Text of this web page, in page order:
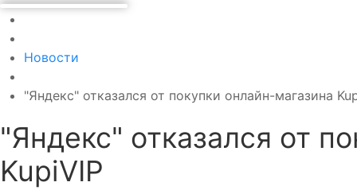
Новости
"Яндекс" отказался от покупки онлайн-магазина
"Яндекс" отказался от
KupiVIP